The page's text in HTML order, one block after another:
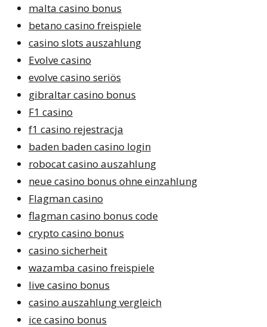
malta casino bonus
betano casino freispiele
casino slots auszahlung
Evolve casino
evolve casino seriös
gibraltar casino bonus
F1 casino
f1 casino rejestracja
baden baden casino login
robocat casino auszahlung
neue casino bonus ohne einzahlung
Flagman casino
flagman casino bonus code
crypto casino bonus
casino sicherheit
wazamba casino freispiele
live casino bonus
casino auszahlung vergleich
ice casino bonus